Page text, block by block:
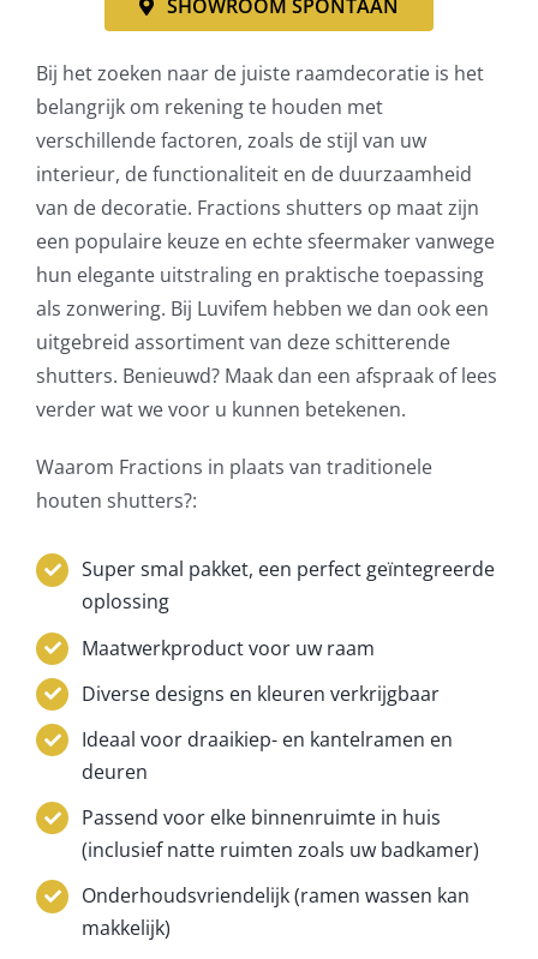
SHOWROOM SPONTAAN
Bij het zoeken naar de juiste raamdecoratie is het
belangrijk om rekening te houden met
verschillende factoren, zoals de stijl van uw
interieur, de functionaliteit en de duurzaamheid
van de decoratie. Fractions shutters op maat zijn
een populaire keuze en echte sfeermaker vanwege
hun elegante uitstraling en praktische toepassing
als zonwering. Bij Luvifem hebben we dan ook een
uitgebreid assortiment van deze schitterende
shutters. Benieuwd? Maak dan een afspraak of lees
verder wat we voor u kunnen betekenen.
Waarom Fractions in plaats van traditionele
houten shutters?:
Super smal pakket, een perfect geïntegreerde
oplossing
Maatwerkproduct voor uw raam
Diverse designs en kleuren verkrijgbaar
Ideaal voor draaikiep- en kantelramen en
deuren
Passend voor elke binnenruimte in huis
(inclusief natte ruimten zoals uw badkamer)
Onderhoudsvriendelijk (ramen wassen kan
makkelijk)